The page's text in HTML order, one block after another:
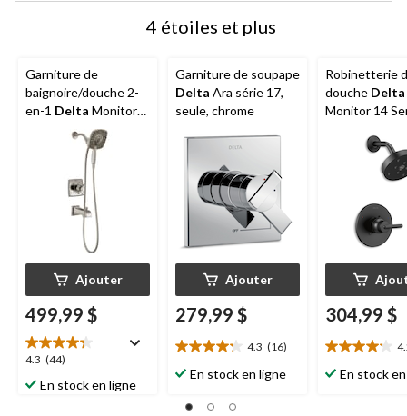
4 étoiles et plus
Garniture de
baignoire/douche 2-
en-1 Delta Monitor
série 17, acier
inoxydable
Ajouter
499,99 $
4.3 (44)
4.3
étoile(s)
sur
En stock en ligne
Garniture de soupape
Delta Ara série 17,
seule, chrome
Ajouter
279,99 $
4.3 (16)
4.3
étoile(s)
5.
En stock en ligne
Robinetterie
douche Delta
Monitor 14
304,99 $
4.2
étoile(s)
En stock